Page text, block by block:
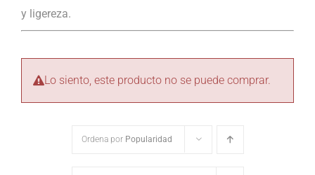
y ligereza.
Lo siento, este producto no se puede comprar.
Ordena por Popularidad